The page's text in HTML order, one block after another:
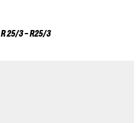
R 25/3 - R25/3